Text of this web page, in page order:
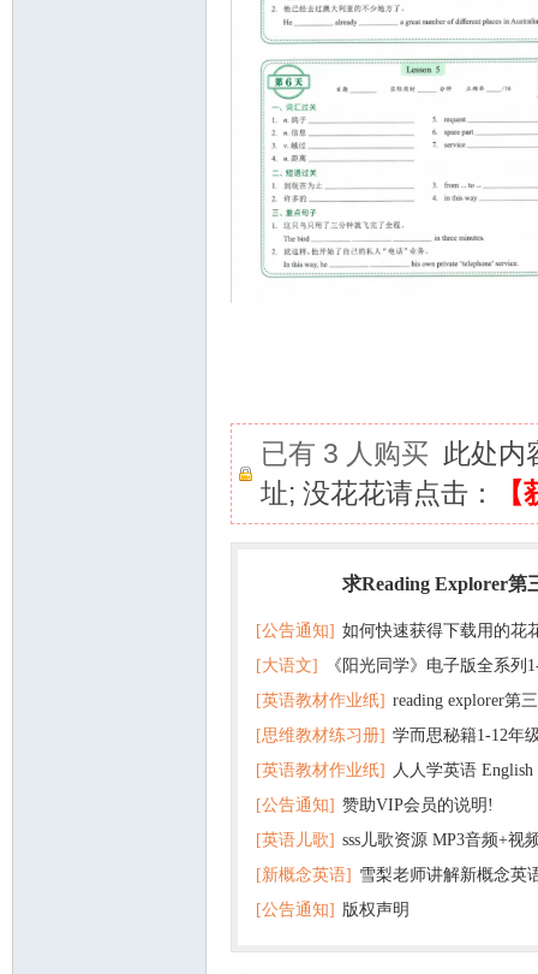
已有 3 人购买 此处内
址; 没花花请点击：
求Reading Explorer第
[公告通知] 如何快速获得下载用的花
[大语文]
《阳光同学》电子版全系列
+英语
[英语教材作业纸] reading explorer第
+音频 百度云网盘下载
[思维教材练习册] 学而思秘籍1-12年
子版PDF全册 百度网盘
[英语教材作业纸] 人人学英语
版pdf 百度网盘下载
[公告通知] 赞助VIP会员的说明!
[英语儿歌] sss儿歌资源 MP3音频+视
百度云网盘下载
[新概念英语] 雪梨老师讲解新概念英
[公告通知] 版权声明